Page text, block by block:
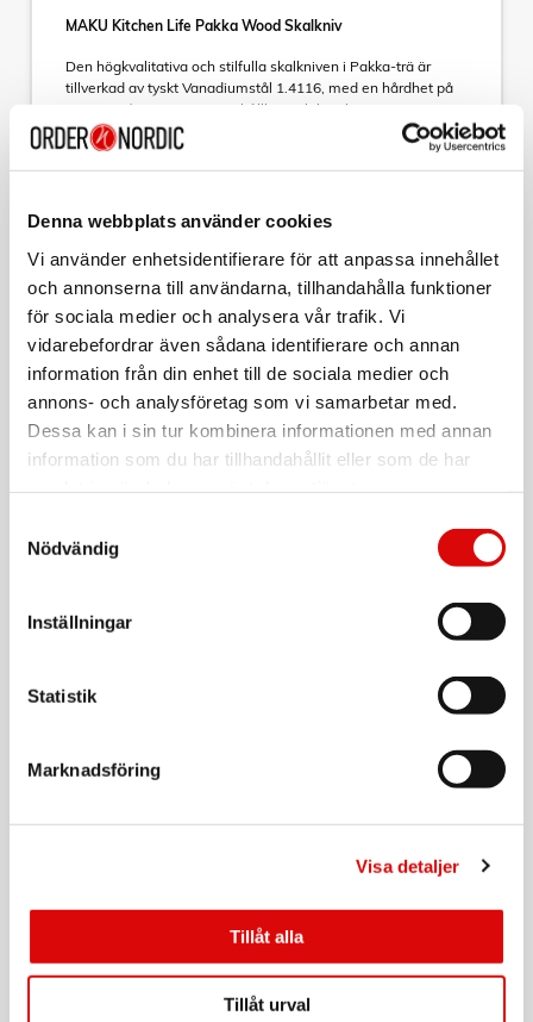
Denna webbplats använder cookies
Vi använder enhetsidentifierare för att anpassa innehållet
och annonserna till användarna, tillhandahålla funktioner
för sociala medier och analysera vår trafik. Vi
vidarebefordrar även sådana identifierare och annan
information från din enhet till de sociala medier och
annons- och analysföretag som vi samarbetar med.
Dessa kan i sin tur kombinera informationen med annan
information som du har tillhandahållit eller som de har
Nödvändig
Inställningar
Statistik
Marknadsföring
Visa detaljer
Tillåt alla
Tillåt urval
MAKU Kitchen Life Pakka Wood Skalkniv
Den högkvalitativa och stilfulla skalkniven i Pakka-trä är
tillverkad av tyskt Vanadiumstål 1.4116, med en hårdhet på
HRC 56 +/- 2. Detta ger en hållbar och lättskött egg som gör
precisionsarbetet i köket både smidigt och effektivt.
Det vackra och slitstarka handtaget i pakkaträ ger utmärkt
kombinera funktion och design även i de små
köksmomenten.
En idealisk kniv för skalning, rensning och detaljerat arbete
där kontroll och skärpa är avgörande.
Endast handdisk rekommenderas.
Läs mer
Sortera
Kollektion
Filékniv Pakka wood 20 cm
Art nr:
A15318
Tillv. art. nr:
Rek: 299,00 kr